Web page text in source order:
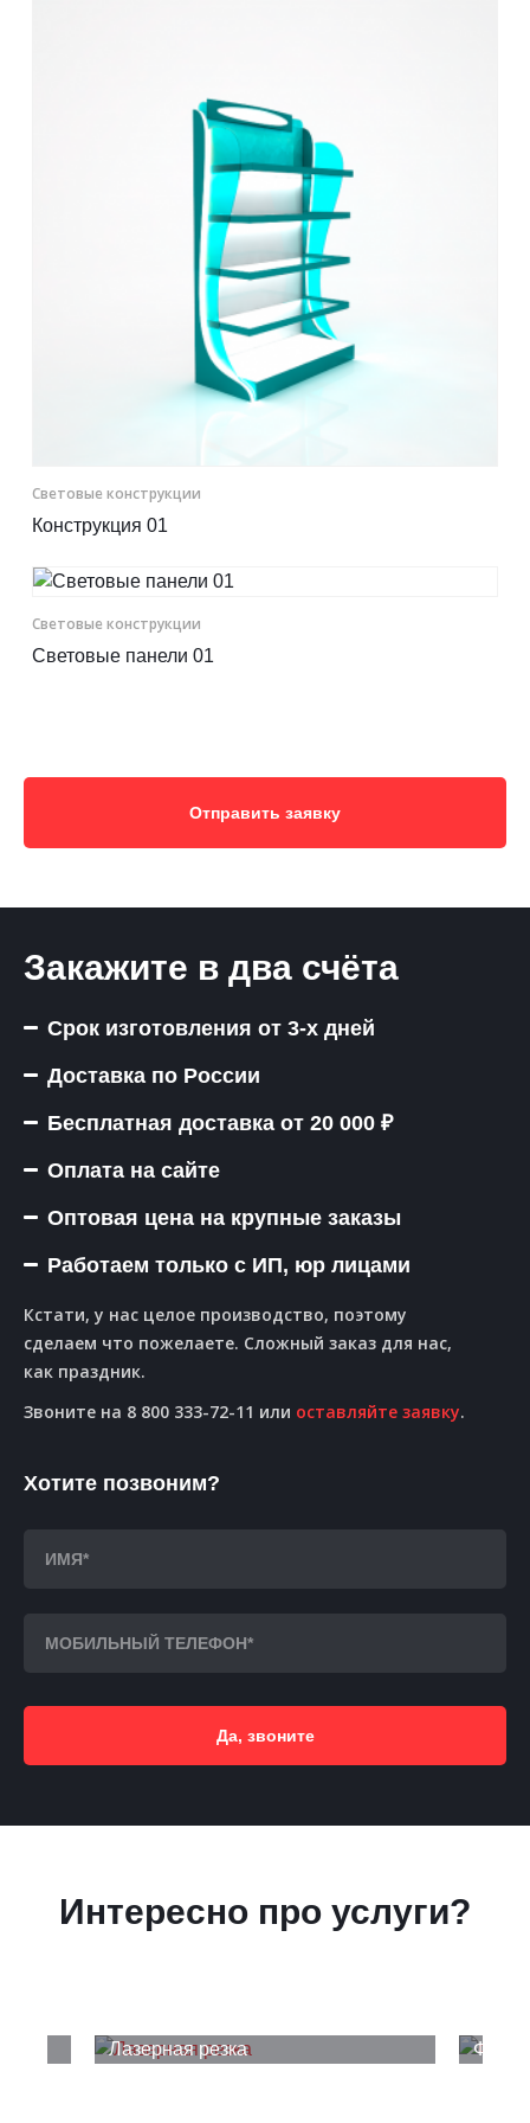
Отправить заявку
sale@plastikam.ru
Световые конструкции
Конструкция 01
Световые конструкции
Световые панели 01
Отправить заявку
Закажите в два счёта
Срок изготовления от 3-х дней
Доставка по России
Бесплатная доставка от 20 000 ₽
Оплата на сайте
Оптовая цена на крупные заказы
Работаем только с ИП, юр лицами
Кстати, у нас целое производство, поэтому
сделаем что пожелаете. Сложный заказ для нас,
как праздник.
Звоните на 8 800 333-72-11 или оставляйте заявку.
Хотите позвоним?
Да, звоните
Интересно про услуги?
Лазерная резка